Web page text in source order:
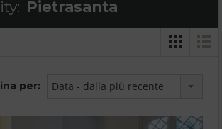
Pietrasanta
per: Data - dalla più recente